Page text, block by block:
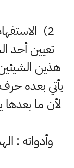
2)
تعيين أحد
هذين
يأتي بعده
لأن ما
وأدواته :